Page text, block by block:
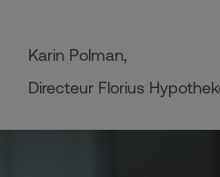
Karin Polman,
Directeur Florius